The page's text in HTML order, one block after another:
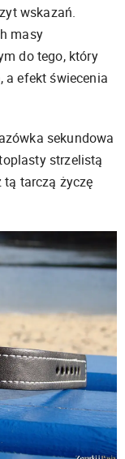
wskazań.
masy
do tego, który
a efekt świecenia
sekundowa
strzelistą
tarczą życzę